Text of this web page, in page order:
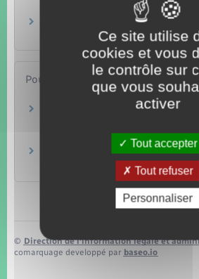
Achat ou vente d'un logement
Pour en savoir plus
Portail des services en ligne
Notaires de France
Faire une recherche dans les
© Direction de l’information légale et
comarquage developpé par baseo.io
Ce site utilise
cookies et vous
le contrôle sur
que vous
activer
Tout accepter
Tout refuser
Personnaliser